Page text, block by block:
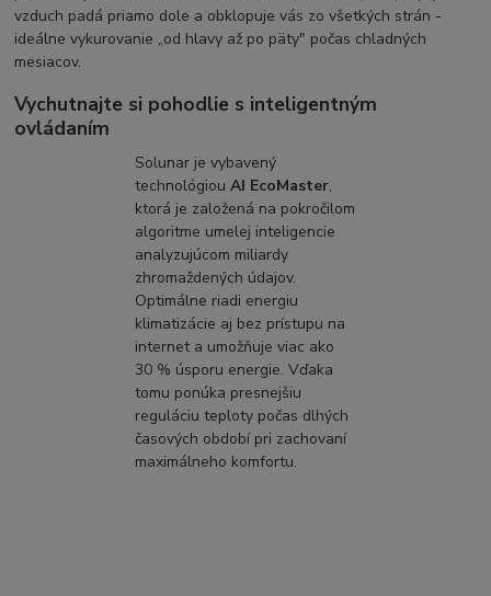
vzduch padá priamo dole a obklopuje vás zo všetkých strán -
ideálne vykurovanie „od hlavy až po päty" počas chladných
mesiacov.
Vychutnajte si pohodlie s inteligentným
ovládaním
Solunar je vybavený
technológiouAI EcoMaster,
ktorá je založená na pokročilom
algoritme umelej inteligencie
analyzujúcom miliardy
zhromaždených údajov.
Optimálne riadi energiu
klimatizácie aj bez prístupu na
internet a umožňuje viac ako
30 % úsporu energie. Vďaka
tomu ponúka presnejšiu
reguláciu teploty počas dlhých
časových období pri zachovaní
maximálneho komfortu.